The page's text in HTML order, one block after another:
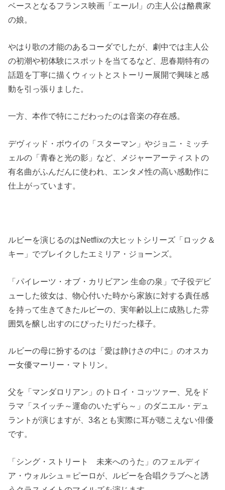
ベースとなるフランス映画「エール!」の主人公は酪農家
の娘。
やはり歌の才能のあるコーダでしたが、劇中では主人公
の初潮や初体験にスポットを当てるなど、思春期特有の
話題を丁寧に描くウィットとストーリー展開で興味と感
動を引っ張りました。
一方、本作で特にこだわったのは音楽の存在感。
デヴィッド・ボウイの「スターマン」やジョニ・ミッチ
ェルの「青春と光の影」など、メジャーアーティストの
有名曲がふんだんに使われ、エンタメ性の高い感動作に
仕上がっています。
ルビーを演じるのはNetflixの大ヒットシリーズ「ロック＆
キー」でブレイクしたエミリア・ジョーンズ。
「パイレーツ・オブ・カリビアン 生命の泉」で子役デビ
ューした彼女は、物心付いた時から家族に対する責任感
を持って生きてきたルビーの、実年齢以上に成熟した雰
囲気を醸し出すのにぴったりだった様子。
ルビーの母に扮するのは「愛は静けさの中に」のオスカ
ー女優マーリー・マトリン。
父を「マンダロリアン」のトロイ・コッツァー、兄をド
ラマ「スイッチ～運命のいたずら～」のダニエル・デュ
ラントが演じますが、3名とも実際に耳が聴こえない俳優
です。
「シング・ストリート 未来へのうた」のフェルディ
ア・ウォルシュ＝ピーロが、ルビーを合唱クラブへと誘